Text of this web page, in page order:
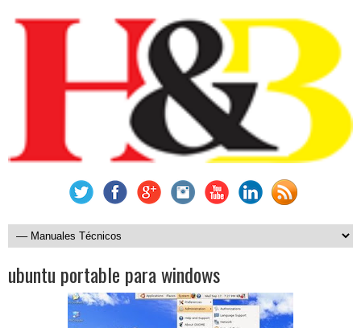
ubuntu portable para windows